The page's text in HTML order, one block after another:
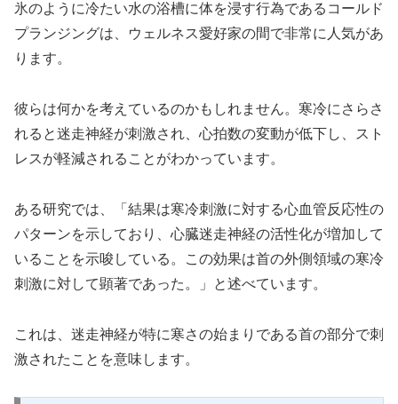
氷のように冷たい水の浴槽に体を浸す行為であるコールド
プランジングは、ウェルネス愛好家の間で非常に人気があ
ります。
彼らは何かを考えているのかもしれません。寒冷にさらさ
れると迷走神経が刺激され、心拍数の変動が低下し、スト
レスが軽減されることがわかっています。
ある研究では、「結果は寒冷刺激に対する心血管反応性の
パターンを示しており、心臓迷走神経の活性化が増加して
いることを示唆している。この効果は首の外側領域の寒冷
刺激に対して顕著であった。」と述べています。
これは、迷走神経が特に寒さの始まりである首の部分で刺
激されたことを意味します。